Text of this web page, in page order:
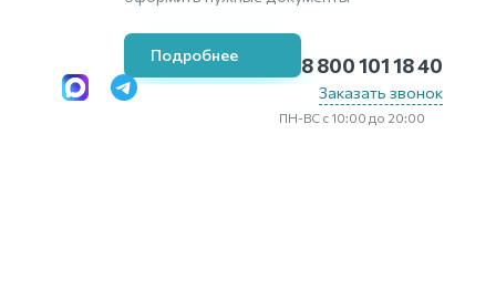
8 800 101 18 40
Заказать звонок
ПН-ВС с 10:00 до 20:00
Подробнее